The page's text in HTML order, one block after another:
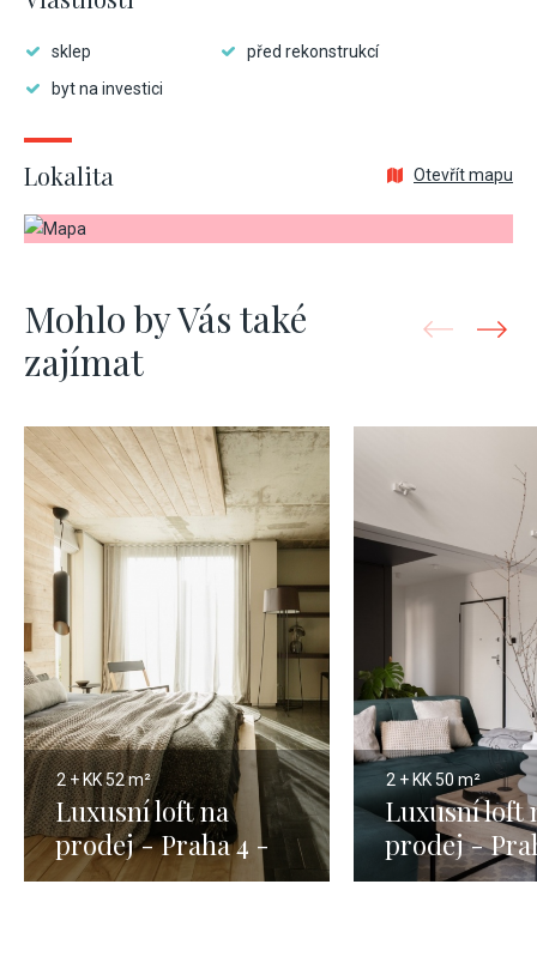
sklep
před rekonstrukcí
byt na investici
Lokalita Otevřít mapu
Mohlo by Vás také
zajímat
2 + KK52 m²
Luxusní loft na
prodej - Praha 4 -
52m
2 + KK 50 m²
Luxusní loft
prodej -
50m